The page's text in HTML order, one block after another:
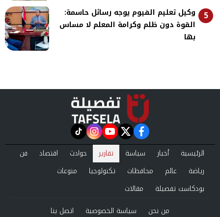
5
وكيل تعليم الفيوم يوجه رسائل حاسمة:
القوة دون ظلم وكرامة المعلم لا مساس
بها
facebook
twitter
youtube
instagram
tiktok
الرئيسية أخبار سياسة تقارير حوادث اقتصاد
فن
رياضة
عالم محافظات تكنولوجيا
منوعات
بودكاست تفصيلة
مقالات
من نحن
سياسة الخصوصية اتصل بنا